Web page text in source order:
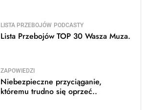
LISTA PRZEBOJÓW PODCASTY
Lista Przebojów TOP 30 Wasza Muza.
ZAPOWIEDZI
Niebezpieczne przyciąganie,
któremu trudno się oprzeć..